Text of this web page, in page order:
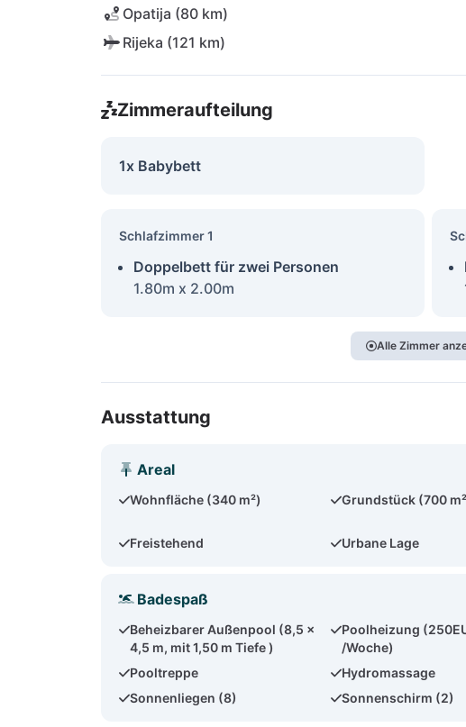
Opatija (80 km)
Rijeka (121 km)
Zimmeraufteilung
1x Babybett
Schlafzimmer 1
Doppelbett für zwei Personen
1.80m x 2.00m
Alle Zimmer
Ausstattung
Areal
Wohnfläche (340 m²) Grundstück (700
Freistehend
Urbane Lage
Badespaß
Beheizbarer Außenpool (8,5 x
4,5 m, mit 1,50 m Tiefe )
Poolheizung
/Woche)
Pooltreppe Hydromassage
Sonnenliegen (8)
Sonnenschirm (2)